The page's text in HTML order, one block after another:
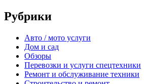
Рубрики
Авто / мото услуги
Дом и сад
Обзоры
Перевозки и услуги спецтехники
Ремонт и обслуживание техники